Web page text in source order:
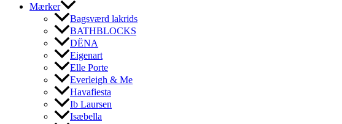
Mærker
Bagsværd lakrids
BATHBLOCKS
DËNA
Eigenart
Elle Porte
Everleigh & Me
Havafiesta
Ib Laursen
Isæbella